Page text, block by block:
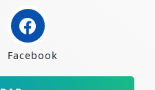
Facebook